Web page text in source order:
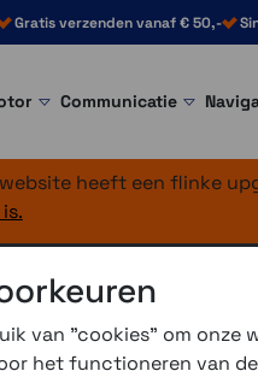
Gratis verzenden vanaf € 50,-
Communicatie
heeft een flinke
van "cookies" om
het functioneren van